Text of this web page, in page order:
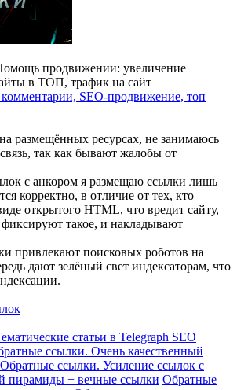
продвижении: увеличение
в ТОП, трафик на сайт
SEO-продвижение, топ
размещённых ресурсах, не занимаюсь
так как бывают жалобы от
с анкором я размещаю ссылки лишь
корректно, в отличие от тех, кто
открытого HTML, что вредит сайту,
такое, и накладывают
привлекают поисковых роботов на
дают зелёный свет индексаторам, что
статьи в Telegraph SEO
ссылки. Очень качественный
Обратные ссылки. Усиление ссылок с
пирамиды + вечные ссылки Обратные